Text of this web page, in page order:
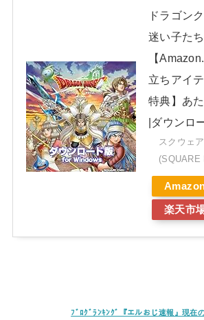
ドラゴン
迷い子た
【
立ちアイ
特典】あ
|ダウンロ
スクウェ
(SQUARE
楽天市
ﾌﾞﾛｸﾞﾗﾝｷﾝｸﾞ『エルおじ速報』現在